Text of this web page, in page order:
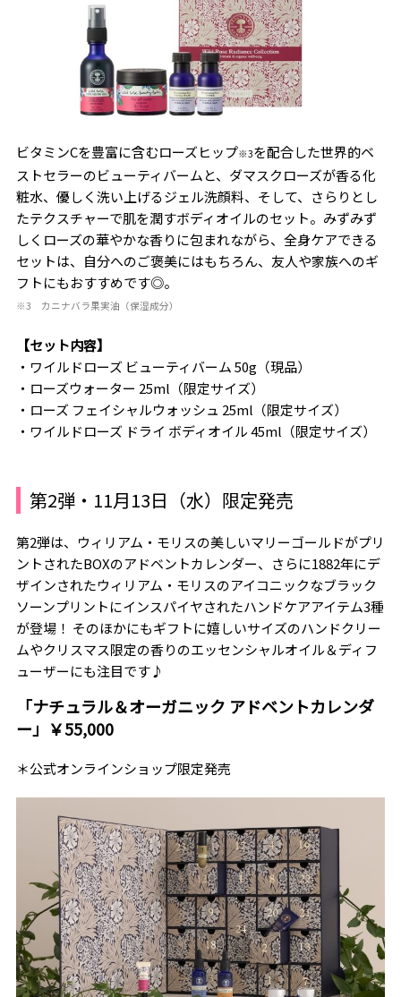
ビタミンCを豊富に含むローズヒップ※3を配合した世界的ベ
ストセラーのビューティバームと、ダマスクローズが香る化
粧水、優しく洗い上げるジェル洗顔料、そして、さらりとし
たテクスチャーで肌を潤すボディオイルのセット。みずみず
しくローズの華やかな香りに包まれながら、全身ケアできる
セットは、自分へのご褒美にはもちろん、友人や家族へのギ
フトにもおすすめです◎。
※3 カニナバラ果実油（保湿成分）
【セット内容】
・ワイルドローズ ビューティバーム 50g（現品）
・ローズウォーター 25ml（限定サイズ）
・ローズ フェイシャルウォッシュ 25ml（限定サイズ）
・ワイルドローズ ドライ ボディオイル 45ml（限定サイズ）
第2弾・11月13日（水）限定発売
第2弾は、ウィリアム・モリスの美しいマリーゴールドがプリ
ントされたBOXのアドベントカレンダー、さらに1882年にデ
ザインされたウィリアム・モリスのアイコニックなブラック
ソーンプリントにインスパイヤされたハンドケアアイテム3種
が登場！ そのほかにもギフトに嬉しいサイズのハンドクリー
ムやクリスマス限定の香りのエッセンシャルオイル＆ディフ
ューザーにも注目です♪
「ナチュラル＆オーガニック アドベントカレンダ
ー」￥55,000
＊公式オンラインショップ限定発売